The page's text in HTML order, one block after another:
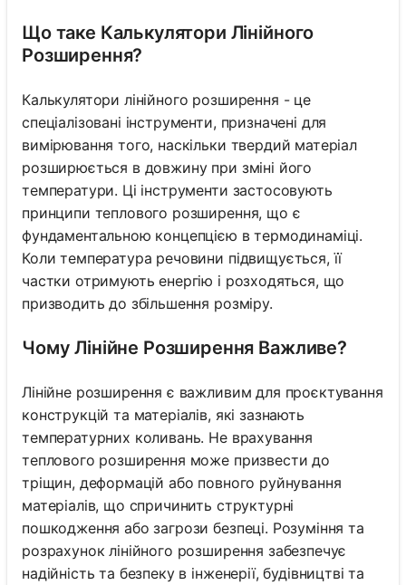
Що таке Калькулятори Лінійного
Розширення?
Калькулятори лінійного розширення - це
спеціалізовані інструменти, призначені для
вимірювання того, наскільки твердий матеріал
розширюється в довжину при зміні його
температури. Ці інструменти застосовують
принципи теплового розширення, що є
фундаментальною концепцією в термодинаміці.
Коли температура речовини підвищується, її
частки отримують енергію і розходяться, що
призводить до збільшення розміру.
Чому Лінійне Розширення Важливе?
Лінійне розширення є важливим для проєктування
конструкцій та матеріалів, які зазнають
температурних коливань. Не врахування
теплового розширення може призвести до
тріщин, деформацій або повного руйнування
матеріалів, що спричинить структурні
пошкодження або загрози безпеці. Розуміння та
розрахунок лінійного розширення забезпечує
надійність та безпеку в інженерії, будівництві та